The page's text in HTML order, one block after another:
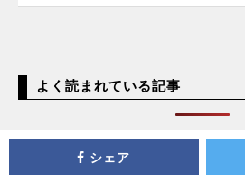
よく読まれている記事
シェア